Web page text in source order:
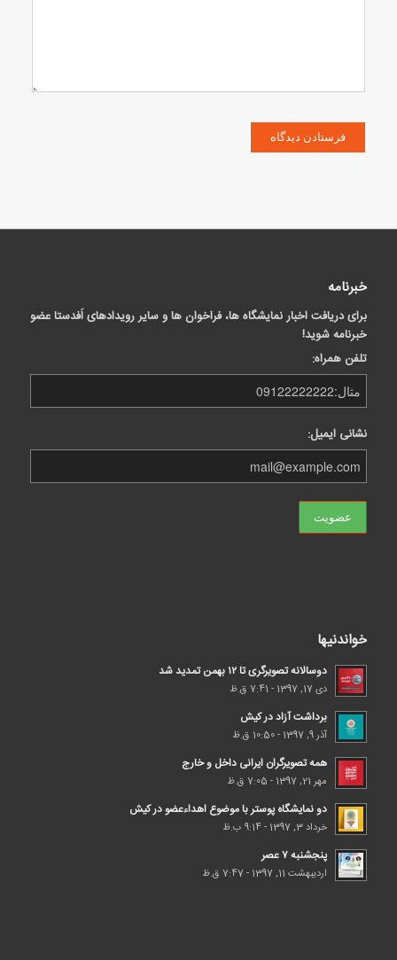
خبرنامه
برای دریافت اخبار نمایشگاه ها، فراخوان ها و سایر رویدادهای اَفدستا عضو
خبرنامه شوید!
تلفن همراه:
نشانی ایمیل:
خواندنیها
دوسالانه تصویرگری تا ۱۲ بهمن تمدید شد
دی 17, 1397 - 7:41 ق.ظ
برداشت آزاد در کیش
آذر 9, 1397 - 10:50 ق.ظ
همه تصویرگران ایرانی داخل و خارج
مهر 21, 1397 - 7:05 ق.ظ
دو نمایشگاه پوستر با موضوع اهداء‌عضو در کیش
خرداد 3, 1397 - 9:14 ب.ظ
پنجشنبه ۷ عصر
اردیبهشت 11, 1397 - 7:47 ق.ظ